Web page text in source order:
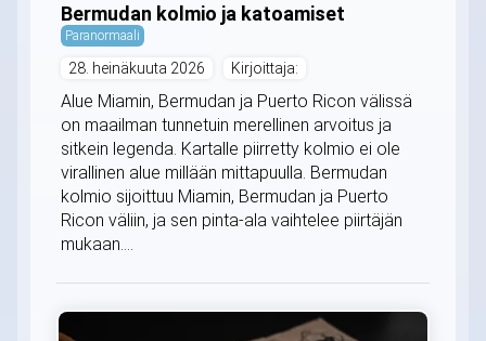
Bermudan kolmio ja katoamiset
Paranormaali
28. heinäkuuta 2026 Kirjoittaja:
Alue Miamin, Bermudan ja Puerto Ricon välissä
on maailman tunnetuin merellinen arvoitus ja
sitkein legenda. Kartalle piirretty kolmio ei ole
virallinen alue millään mittapuulla. Bermudan
kolmio sijoittuu Miamin, Bermudan ja Puerto
Ricon väliin, ja sen pinta-ala vaihtelee piirtäjän
mukaan....